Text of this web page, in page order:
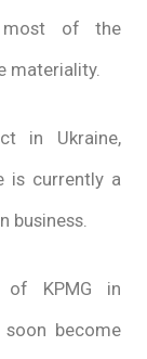
most of the
materiality.
in Ukraine,
is currently a
business.
of KPMG in
become